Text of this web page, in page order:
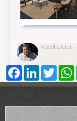
Yücel Ciddi
FacebookLinkedInTwitter